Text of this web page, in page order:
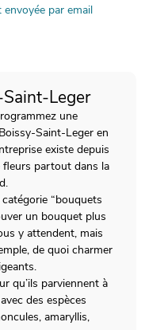
par email
Leger
une
Saint-Leger en
existe depuis
fleurs partout dans la
“bouquets
un bouquet plus
y attendent, mais
de quoi charmer
qu’ils parviennent à
des espèces
amaryllis,